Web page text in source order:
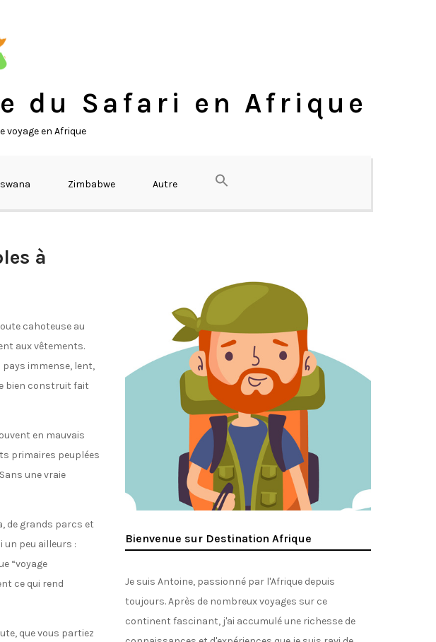
du Safari en Afrique
voyage en Afrique
Zimbabwe Autre
à
cahoteuse au
aux vêtements.
pays immense, lent,
bien construit fait
en mauvais
primaires peuplées
une vraie
de grands parcs et
un peu ailleurs :
“voyage
ce qui rend
que vous partiez
Bienvenue sur Destination Afrique
Je suis Antoine, passionné par l'Afrique depuis
toujours. Après de nombreux voyages sur ce
continent fascinant, j'ai accumulé une richesse de